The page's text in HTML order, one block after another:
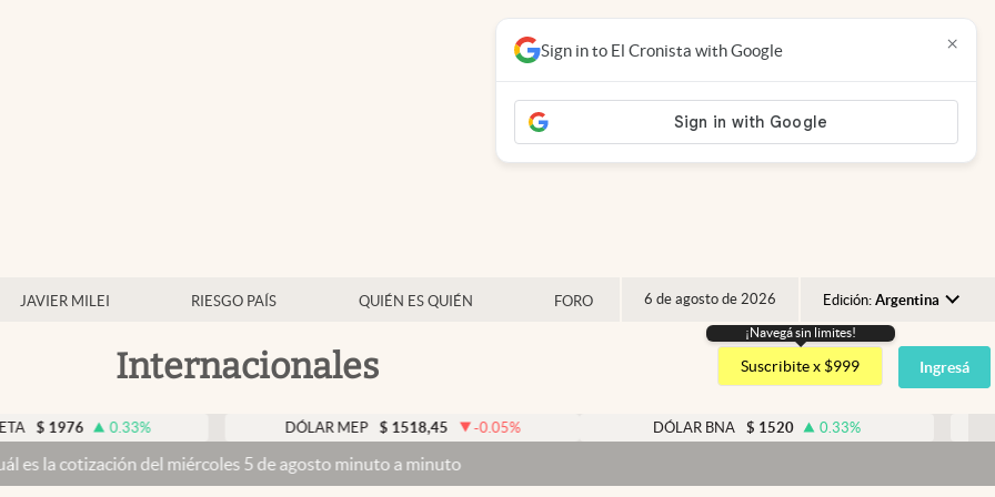
JAVIER MILEI RIESGO PAÍS QUIÉN ES QUIÉN FORO 6 de agosto de 2026 Edición: Argentina
Argentina
España
USA
Internacionales
¡Navegá sin limites!
Suscribite x $999 Ingresá
0.33% DÓLAR MEP $ 1518,45 -0.05% DÓLAR BNA $ 1520 0.33%
del miércoles 5 de agosto minuto a minuto
Sign in to El Cronista with Google ×